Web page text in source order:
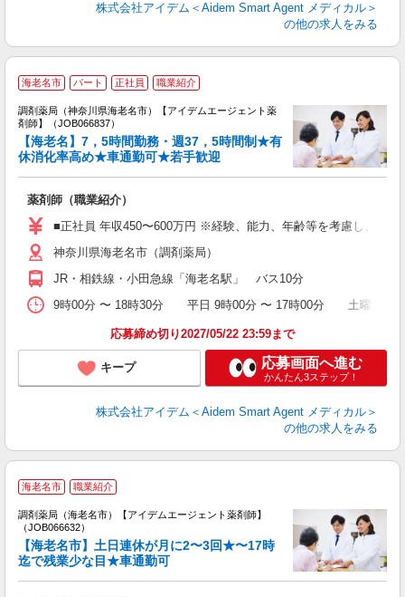
株式会社アイデム＜Aidem Smart Agent メディカル＞
の他の求人をみる
海老名市 パート 正社員 職業紹介
調剤薬局（神奈川県海老名市）【アイデムエージェント薬
剤師】（JOB066837）
【海老名】7，5時間勤務・週37，5時間制★有
休消化率高め★車通勤可★若手歓迎
薬剤師（職業紹介）
■正社員 年収450〜600万円 ※経験、能力、年齢等を考慮し、当
神奈川県海老名市（調剤薬局）
JR・相鉄線・小田急線「海老名駅」 バス10分
9時00分 〜 18時30分 平日 9時00分 〜 17時00分 土曜 実
応募締め切り2027/05/22 23:59まで
キープ 応募画面へ進む
かんたん3ステップ！
株式会社アイデム＜Aidem Smart Agent メディカル＞
の他の求人をみる
海老名市 職業紹介
調剤薬局（海老名市）【アイデムエージェント薬剤師】
（JOB066632）
【海老名市】土日連休が月に2〜3回★〜17時
迄で残業少な目★車通勤可